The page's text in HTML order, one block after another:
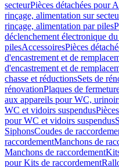
secteurPièces détachées pour
rinçage, alimentation sur
rinçage, alimentation par piles
déclenchement électronique
pilesAccessoiresPièces
d'encastrement et de
d'encastrement et de
chasse et réductionsSets de
rénovationPlaques de
aux appareils pour WC,
WC et vidoirs suspendus
pour WC et vidoirs suspendus
SiphonsCoudes de
raccordementManchons de
Manchons de raccordement
pour Kits de raccordement